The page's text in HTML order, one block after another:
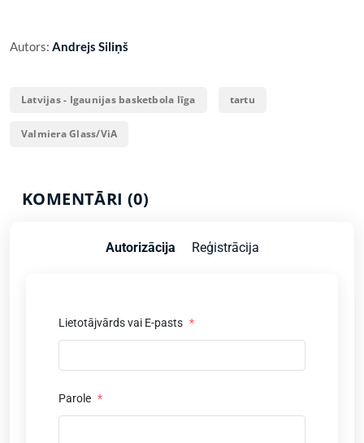
Autors: Andrejs Siliņš
Latvijas - Igaunijas basketbola līga tartu
Valmiera Glass/ViA
KOMENTĀRI (0)
Autorizācija Reģistrācija
Lietotājvārds vai E-pasts *
Parole *